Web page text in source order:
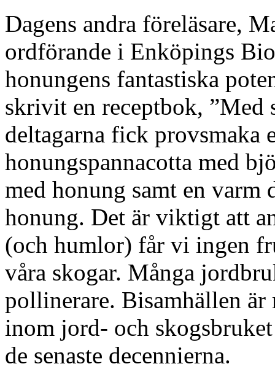
Dagens andra föreläsare,
ordförande i Enköpings
honungens fantastiska
skrivit en receptbok, ”Med
deltagarna fick provsmaka
honungspannacotta med
med honung samt en
honung. Det är viktigt att
(och humlor) får vi ingen
våra skogar. Många
pollinerare. Bisamhällen
inom jord- och
de senaste decennierna.